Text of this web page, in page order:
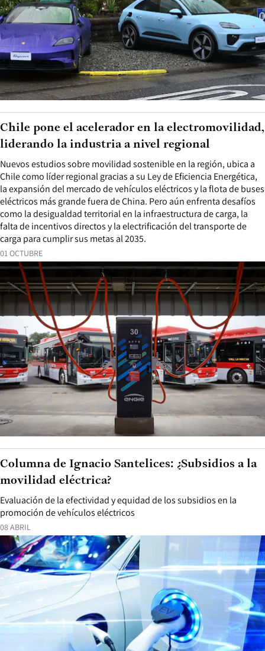
01 OCTUBRE
Nuevos estudios sobre movilidad sostenible en la región, ubica a
Chile como líder regional gracias a su Ley de Eficiencia Energética,
la expansión del mercado de vehículos eléctricos y la flota de buses
eléctricos más grande fuera de China. Pero aún enfrenta desafíos
como la desigualdad territorial en la infraestructura de carga, la
falta de incentivos directos y la electrificación del transporte de
carga para cumplir sus metas al 2035.
Chile pone el acelerador en la electromovilidad,
liderando la industria a nivel regional
08 ABRIL
​Evaluación de la efectividad y equidad de los subsidios en la
promoción de vehículos eléctricos​
Columna de Ignacio Santelices: ¿Subsidios a la
movilidad eléctrica?